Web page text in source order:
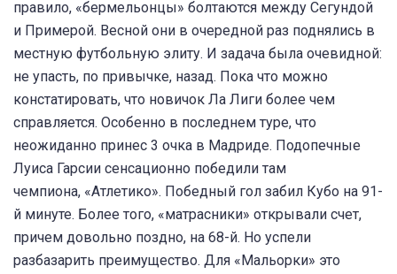
правило, «бермельонцы» болтаются между Сегундой
и Примерой. Весной они в очередной раз поднялись в
местную футбольную элиту. И задача была очевидной:
не упасть, по привычке, назад. Пока что можно
констатировать, что новичок Ла Лиги более чем
справляется. Особенно в последнем туре, что
неожиданно принес 3 очка в Мадриде. Подопечные
Луиса Гарсии сенсационно победили там
чемпиона, «Атлетико». Победный гол забил Кубо на 91-
й минуте. Более того, «матрасники» открывали счет,
причем довольно поздно, на 68-й. Но успели
разбазарить преимущество. Для «Мальорки» это